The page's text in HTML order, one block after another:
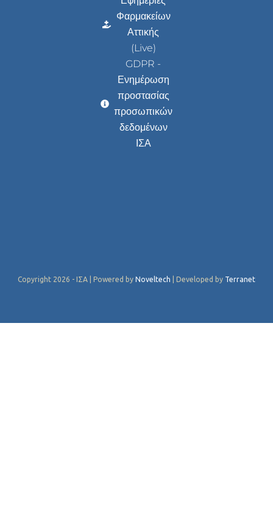
Φαρμακείων
Αττικής
(Live)
GDPR -
Ενημέρωση
προστασίας
προσωπικών
δεδομένων
ΙΣΑ
Copyright 2026 - ΙΣΑ | Powered by Noveltech | Developed by Terranet